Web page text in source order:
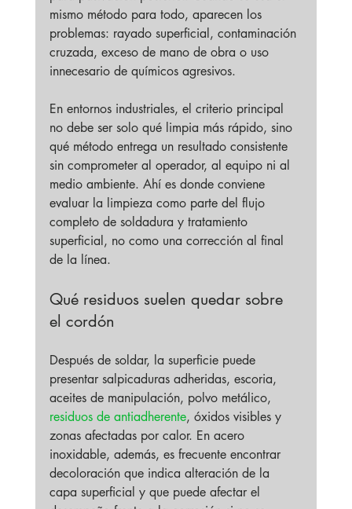
mismo método para todo, aparecen los
problemas: rayado superficial, contaminación
cruzada, exceso de mano de obra o uso
innecesario de químicos agresivos.
En entornos industriales, el criterio principal
no debe ser solo qué limpia más rápido, sino
qué método entrega un resultado consistente
sin comprometer al operador, al equipo ni al
medio ambiente. Ahí es donde conviene
evaluar la limpieza como parte del flujo
completo de soldadura y tratamiento
superficial, no como una corrección al final
de la línea.
Qué residuos suelen quedar sobre
el cordón
Después de soldar, la superficie puede
presentar salpicaduras adheridas, escoria,
aceites de manipulación, polvo metálico,
residuos de antiadherente, óxidos visibles y
zonas afectadas por calor. En acero
inoxidable, además, es frecuente encontrar
decoloración que indica alteración de la
capa superficial y que puede afectar el